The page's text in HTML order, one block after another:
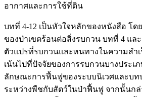
อากาศและการใช้ที่ดิน
บทที่ 4-12 เป็นหัวใจหลักของหนังสือ โด
ของป่าเขตร้อนต่อสิ่งรบกวน บทที่ 4 แล
ตัวแปรที่รบกวนและหนทางในความสำ
เน้นไปที่ปัจจัยของการรบกวนบางประเ
ลักษณะการฟื้นฟูของระบบนิเวศและบ
ระหว่างพืชกับสัตว์ในป่าฟื้นฟู จากนั้นก